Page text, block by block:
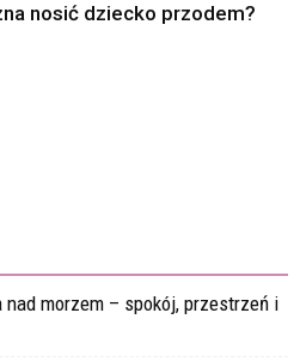
nosić dziecko przodem?
morzem – spokój, przestrzeń i